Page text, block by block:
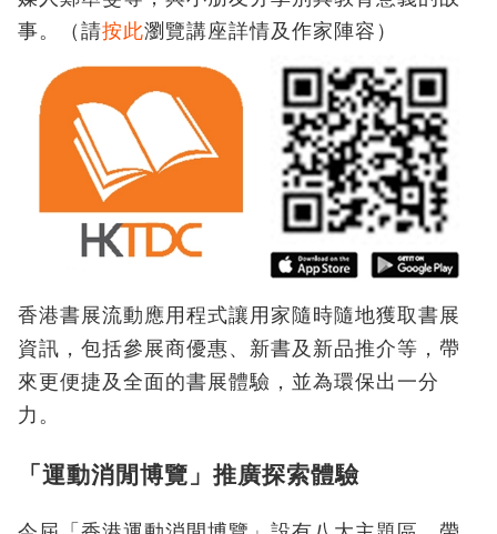
事。（請按此瀏覽講座詳情及作家陣容）
香港書展流動應用程式讓用家隨時隨地獲取書展
資訊，包括參展商優惠、新書及新品推介等，帶
來更便捷及全面的書展體驗，並為環保出一分
力。
「運動消閒博覽」推廣探索體驗